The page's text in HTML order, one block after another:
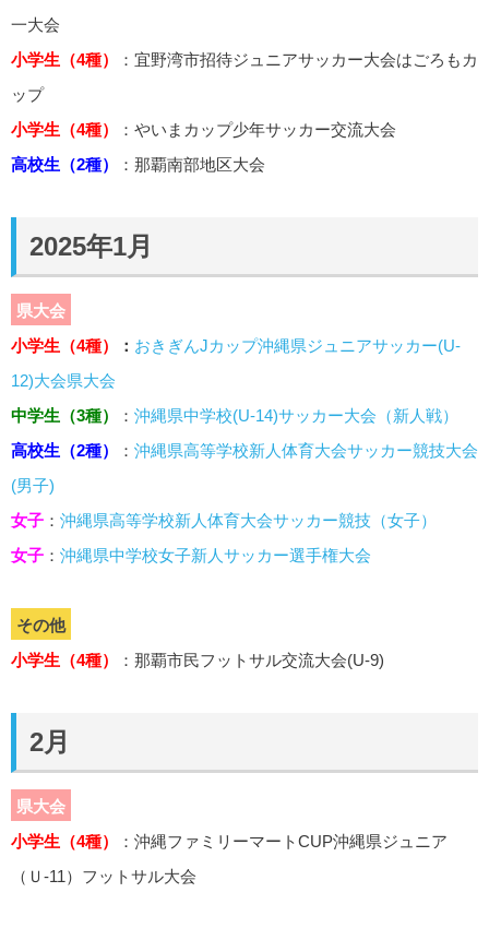
一大会
小学生（4種）
：宜野湾市招待ジュニアサッカー大会はごろもカ
ップ
小学生（4種）
：やいまカップ少年サッカー交流大会
高校生（2種）
：那覇南部地区大会
2025年1月
県大会
小学生（4種）
： おきぎんJカップ沖縄県ジュニアサッカー(U-
12)大会県大会
中学生（3種）
： 沖縄県中学校(U-14)サッカー大会（新人戦）
高校生（2種）
： 沖縄県高等学校新人体育大会サッカー競技大会
(男子)
女子 ： 沖縄県高等学校新人体育大会サッカー競技（女子）
女子 ： 沖縄県中学校女子新人サッカー選手権大会
その他
小学生（4種）
：那覇市民フットサル交流大会(U-9)
2月
県大会
小学生（4種）
：沖縄ファミリーマートCUP沖縄県ジュニア
（Ｕ-11）フットサル大会